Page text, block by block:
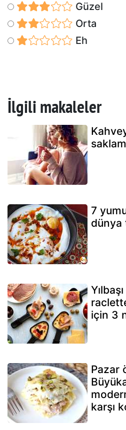
Güzel
Orta
Eh
İlgili makaleler
7
dünya
için 3
Pazar
karşı